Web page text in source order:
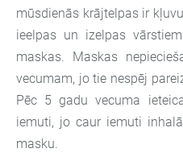
mūsdienās krājtelpas ir
ieelpas un izelpas
maskas. Maskas
vecumam, jo tie nespēj
Pēc 5 gadu vecuma
iemuti, jo caur iemuti
masku.